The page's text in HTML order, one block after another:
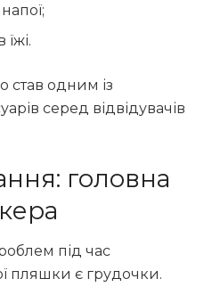
став одним із
серед відвідувачів
головна
під час
пляшки є грудочки.